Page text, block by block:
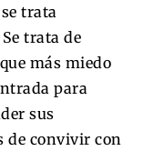
trata
trata de
más miedo
para
sus
de convivir con